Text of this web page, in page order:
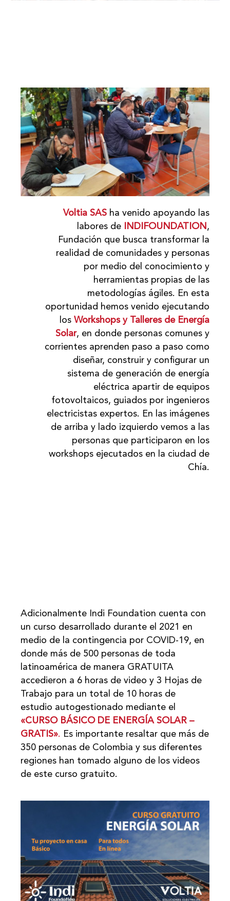
Vol tia SAS ha venido apoyando las
labores de
INDI FOUNDATION ,
Fundación que busca transformar la
realidad de comunidades y personas
por medio del conocimiento y
herramientas propias de las
metodologías ágiles. En esta
oportunidad hemos venido ejecutando
los Workshops y Talleres de Energía
Solar, en donde personas comunes y
corrientes aprenden paso a paso como
diseñar, construir y configurar un
sistema de generación de energía
eléctrica apartir de equipos
fotovoltaicos, guiados por ingenieros
electricistas expertos. En las imágenes
de arriba y lado izquierdo vemos a las
personas que participaron en los
workshops ejecutados en la ciudad de
Chía.
Adicionalmente Indi Foundation cuenta con
un curso desarrollado durante el 2021 en
medio de la contingencia por COVID-19, en
donde más de 500 personas de toda
latinoamérica de manera GRATUITA
accedieron a 6 horas de video y 3 Hojas de
Trabajo para un total de 10 horas de
estudio autogestionado mediante el
«CURSO BÁSICO DE ENERGÍA SOLAR –
GRATIS». Es importante resaltar que más de
350 personas de Colombia y sus diferentes
regiones han tomado alguno de los videos
de este curso gratuito.